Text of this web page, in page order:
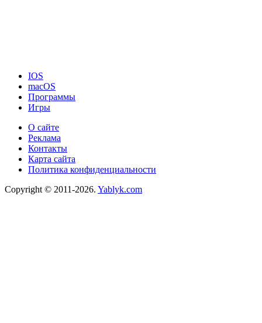
IOS
macOS
Программы
Игры
О сайте
Реклама
Контакты
Карта сайта
Политика конфиденциальности
Copyright © 2011-2026. Yablyk.сom